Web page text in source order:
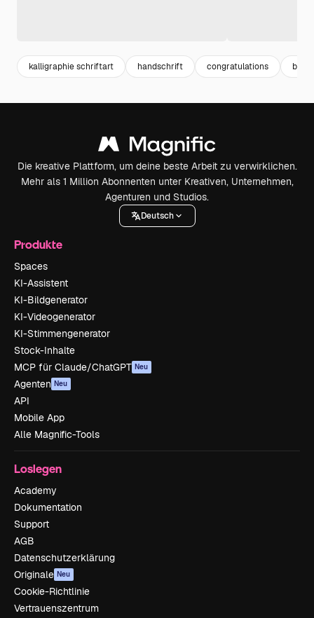
kalligraphie schriftart handschrift congratulations
Die kreative Plattform, um deine beste Arbeit zu verwirklichen.
Mehr als 1 Million Abonnenten unter Kreativen, Unternehmen,
Agenturen und Studios.
Deutsch
Produkte
Spaces
KI-Assistent
KI-Bildgenerator
KI-Videogenerator
KI-Stimmengenerator
Stock-Inhalte
MCP für Claude/ChatGPT Neu
Agenten Neu
API
Mobile App
Alle Magnific-Tools
Loslegen
Academy
Dokumentation
Support
AGB
Datenschutzerklärung
Originale Neu
Cookie-Richtlinie
Vertrauenszentrum